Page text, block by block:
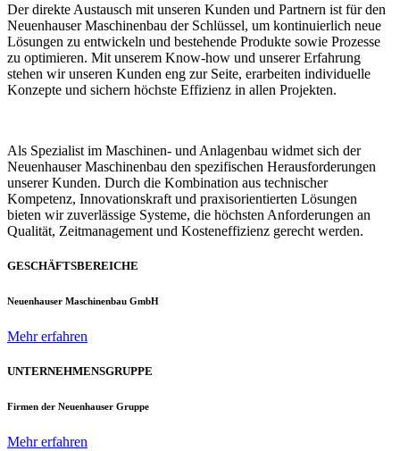
Der direkte Austausch mit unseren Kunden und Partnern ist für den
Neuenhauser Maschinenbau der Schlüssel, um kontinuierlich neue
Lösungen zu entwickeln und bestehende Produkte sowie Prozesse
zu optimieren. Mit unserem Know-how und unserer Erfahrung
stehen wir unseren Kunden eng zur Seite, erarbeiten individuelle
Konzepte und sichern höchste Effizienz in allen Projekten.
Als Spezialist im Maschinen- und Anlagenbau widmet sich der
Neuenhauser Maschinenbau den spezifischen Herausforderungen
unserer Kunden. Durch die Kombination aus technischer
Kompetenz, Innovationskraft und praxisorientierten Lösungen
bieten wir zuverlässige Systeme, die höchsten Anforderungen an
Qualität, Zeitmanagement und Kosteneffizienz gerecht werden.
GESCHÄFTSBEREICHE
Neuenhauser Maschinenbau GmbH
Mehr erfahren
UNTERNEHMENSGRUPPE
Firmen der Neuenhauser Gruppe
Mehr erfahren